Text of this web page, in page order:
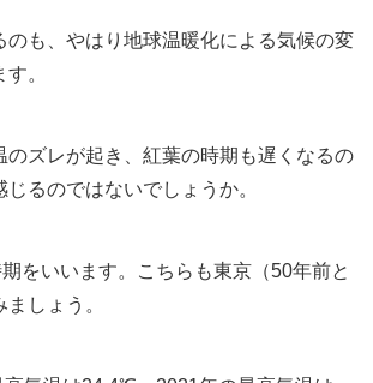
のも、やはり地球温暖化による気候の変
。
のズレが起き、紅葉の時期も遅くなるの
るのではないでしょうか。
をいいます。こちらも東京（50年前と
しょう。